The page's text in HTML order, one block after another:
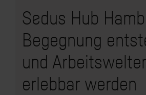
Sedus Hub
Begegnung
und
erlebbar werden